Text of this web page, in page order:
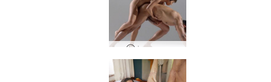
कुंग फू मसाज